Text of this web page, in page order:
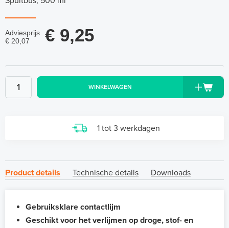
Adviesprijs
€ 20,07
€ 9,25
WINKELWAGEN
1 tot 3 werkdagen
Product details Technische details Downloads
Gebruiksklare contactlijm
Geschikt voor het verlijmen op droge, stof- en